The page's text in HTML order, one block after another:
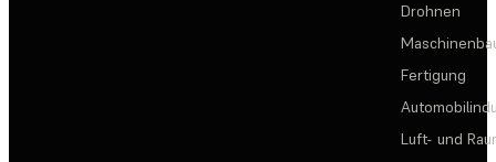
Drohnen
Fertigung
Luft- und